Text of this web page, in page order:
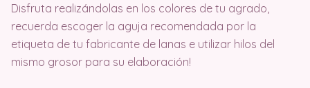
Disfruta realizándolas en los colores de tu agrado,
recuerda escoger la aguja recomendada por la
etiqueta de tu fabricante de lanas e utilizar hilos del
mismo grosor para su elaboración!